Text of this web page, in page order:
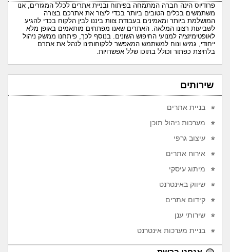
פרודיוס הינה חברה המתמחה בפיתוח ובניית אתרים לכלל המגזרים, אנו
משתמשים בכלים הטובים ביותר בכדי ליצור את אתרכם בצורה
המושלמת ביותר ומאמינים בעבודת צוות ביננו לבין הלקוח בכדי להגיע
לשביעות רצונו המלאה. האתרים שאנו מפתחים מותאמים באופן מלא
לאופטימיזציה למנועי החיפוש השונים. בנוסף לכך, פיתחנו ממשק ניהול
ייחודי, גמיש ונוח למשתמש המאפשר ללקוחותינו לנהל את אתרם
בלחיצת כפתור וכולל בתוכו שלל אפשרויות.
שירותים
בניית אתרים
מערכות ניהול תוכן
עיצוב גרפי
אירוח אתרים
מיתוג עיסקי
שיווק באינטרנט
קידום אתרים
שירותי ענן
בניית מערכות אינטרנט